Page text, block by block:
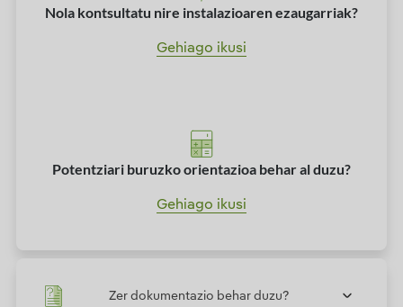
Nola kontsultatu nire instalazioaren ezaugarriak?
Gehiago ikusi
Potentziari buruzko orientazioa behar al duzu?
Gehiago ikusi
Zer dokumentazio behar duzu?